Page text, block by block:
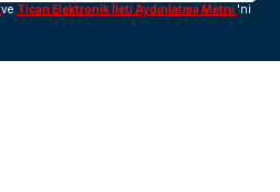
ve Ticari Elektronik İleti Aydınlatma Metni 'ni